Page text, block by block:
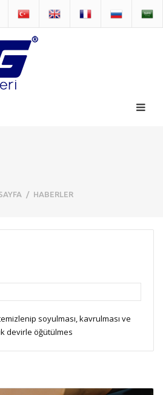
/ HABERLER
soyulması, kavrulması ve
devirle öğütülmes